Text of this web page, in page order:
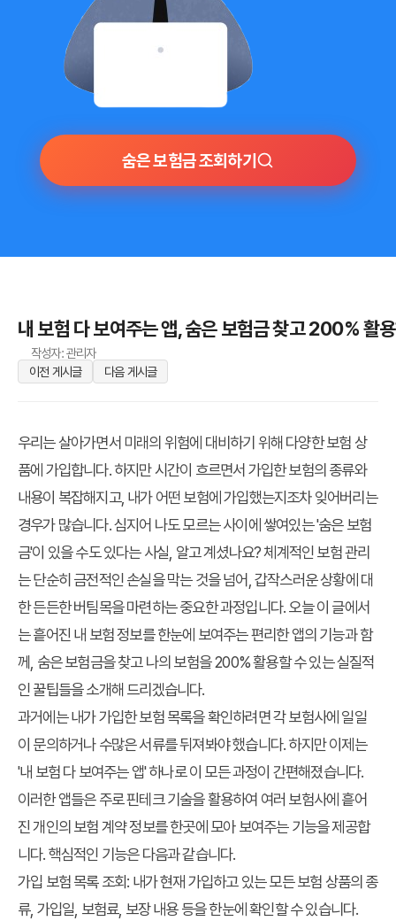
숨은 보험금 조회하기
내 보험 다 보여주는 앱, 숨은 보험금 찾고 200% 활
작성자: 관리자
이전 게시글
다음 게시글
우리는 살아가면서 미래의 위험에 대비하기 위해 다양한 보험 상
품에 가입합니다. 하지만 시간이 흐르면서 가입한 보험의 종류와
내용이 복잡해지고, 내가 어떤 보험에 가입했는지조차 잊어버리는
경우가 많습니다. 심지어 나도 모르는 사이에 쌓여있는 '숨은 보험
금'이 있을 수도 있다는 사실, 알고 계셨나요? 체계적인 보험 관리
는 단순히 금전적인 손실을 막는 것을 넘어, 갑작스러운 상황에 대
한 든든한 버팀목을 마련하는 중요한 과정입니다. 오늘 이 글에서
는 흩어진 내 보험 정보를 한눈에 보여주는 편리한 앱의 기능과 함
께, 숨은 보험금을 찾고 나의 보험을 200% 활용할 수 있는 실질적
인 꿀팁들을 소개해 드리겠습니다.
과거에는 내가 가입한 보험 목록을 확인하려면 각 보험사에 일일
이 문의하거나 수많은 서류를 뒤져봐야 했습니다. 하지만 이제는
'내 보험 다 보여주는 앱' 하나로 이 모든 과정이 간편해졌습니다.
이러한 앱들은 주로 핀테크 기술을 활용하여 여러 보험사에 흩어
진 개인의 보험 계약 정보를 한곳에 모아 보여주는 기능을 제공합
니다. 핵심적인 기능은 다음과 같습니다.
가입 보험 목록 조회: 내가 현재 가입하고 있는 모든 보험 상품의 종
류, 가입일, 보험료, 보장 내용 등을 한눈에 확인할 수 있습니다.